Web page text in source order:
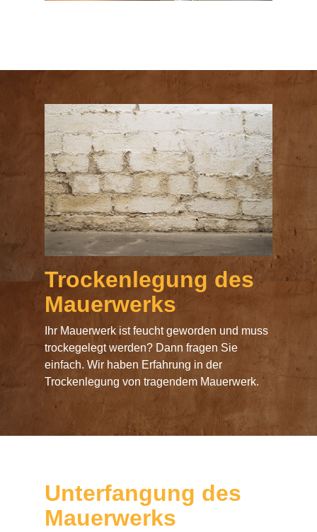
Trockenlegung des
Mauerwerks
Ihr Mauerwerk ist feucht geworden und muss
trockegelegt werden? Dann fragen Sie
einfach. Wir haben Erfahrung in der
Trockenlegung von tragendem Mauerwerk.
Unterfangung des
Mauerwerks